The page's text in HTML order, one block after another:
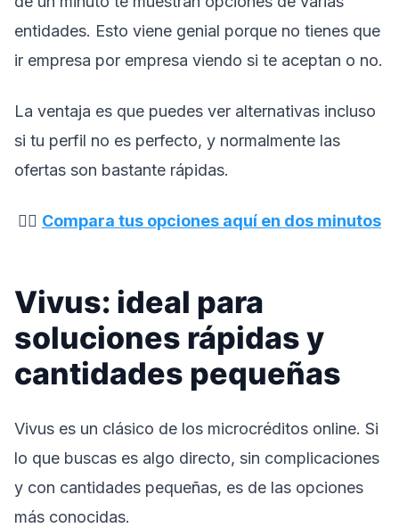
entidades. Esto viene genial porque no tienes que
ir empresa por empresa viendo si te aceptan o no.
La ventaja es que puedes ver alternativas incluso
si tu perfil no es perfecto, y normalmente las
ofertas son bastante rápidas.
👉🏼 Compara tus opciones aquí en dos minutos
Vivus: ideal para
soluciones rápidas y
cantidades pequeñas
Vivus es un clásico de los microcréditos online. Si
lo que buscas es algo directo, sin complicaciones
y con cantidades pequeñas, es de las opciones
más conocidas.